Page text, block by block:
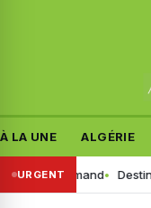
À LA UNE ALGÉRIE
URGENT
allemand Destiné à